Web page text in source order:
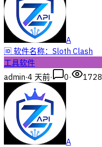
A
🆔 软件名称：Sloth Clash
工具软件
admin·4 天前· 0· 1728
A